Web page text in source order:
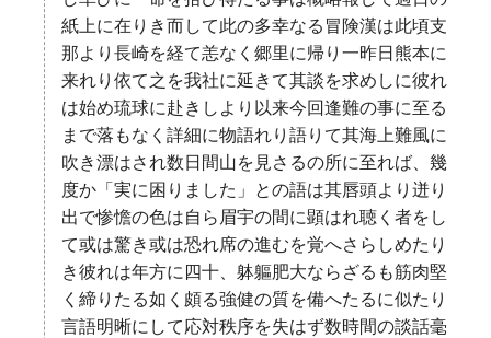
紙上に在りき而して此の多幸なる冒険漢は此頃支
那より長崎を経て恙なく郷里に帰り一昨日熊本に
来れり依て之を我社に延きて其談を求めしに彼れ
は始め琉球に赴きしより以来今回逢難の事に至る
まで落もなく詳細に物語れり語りて其海上難風に
吹き漂はされ数日間山を見さるの所に至れば、幾
度か「実に困りました」との語は其唇頭より迸り
出で惨憺の色は自ら眉宇の間に顕はれ聴く者をし
て或は驚き或は恐れ席の進むを覚へさらしめたり
き彼れは年方に四十、躰軀肥大ならざるも筋肉堅
く締りたる如く頗る強健の質を備へたるに似たり
言語明晰にして応対秩序を失はず数時間の談話毫